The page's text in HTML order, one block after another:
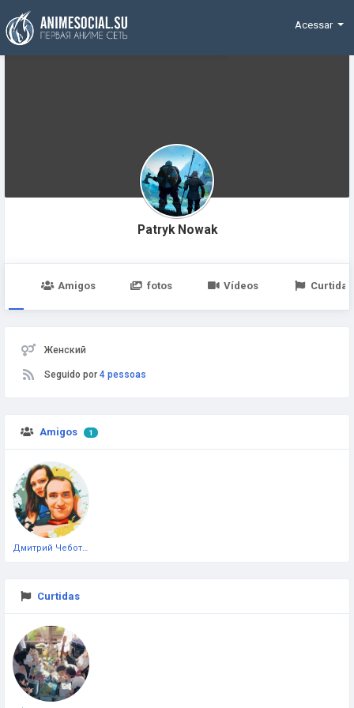
Funding
Acessar
Patryk Nowak
Amigos fotos Vídeos Curtidas
Женский
Seguido por 4 pessoas
Amigos 1
Curtidas